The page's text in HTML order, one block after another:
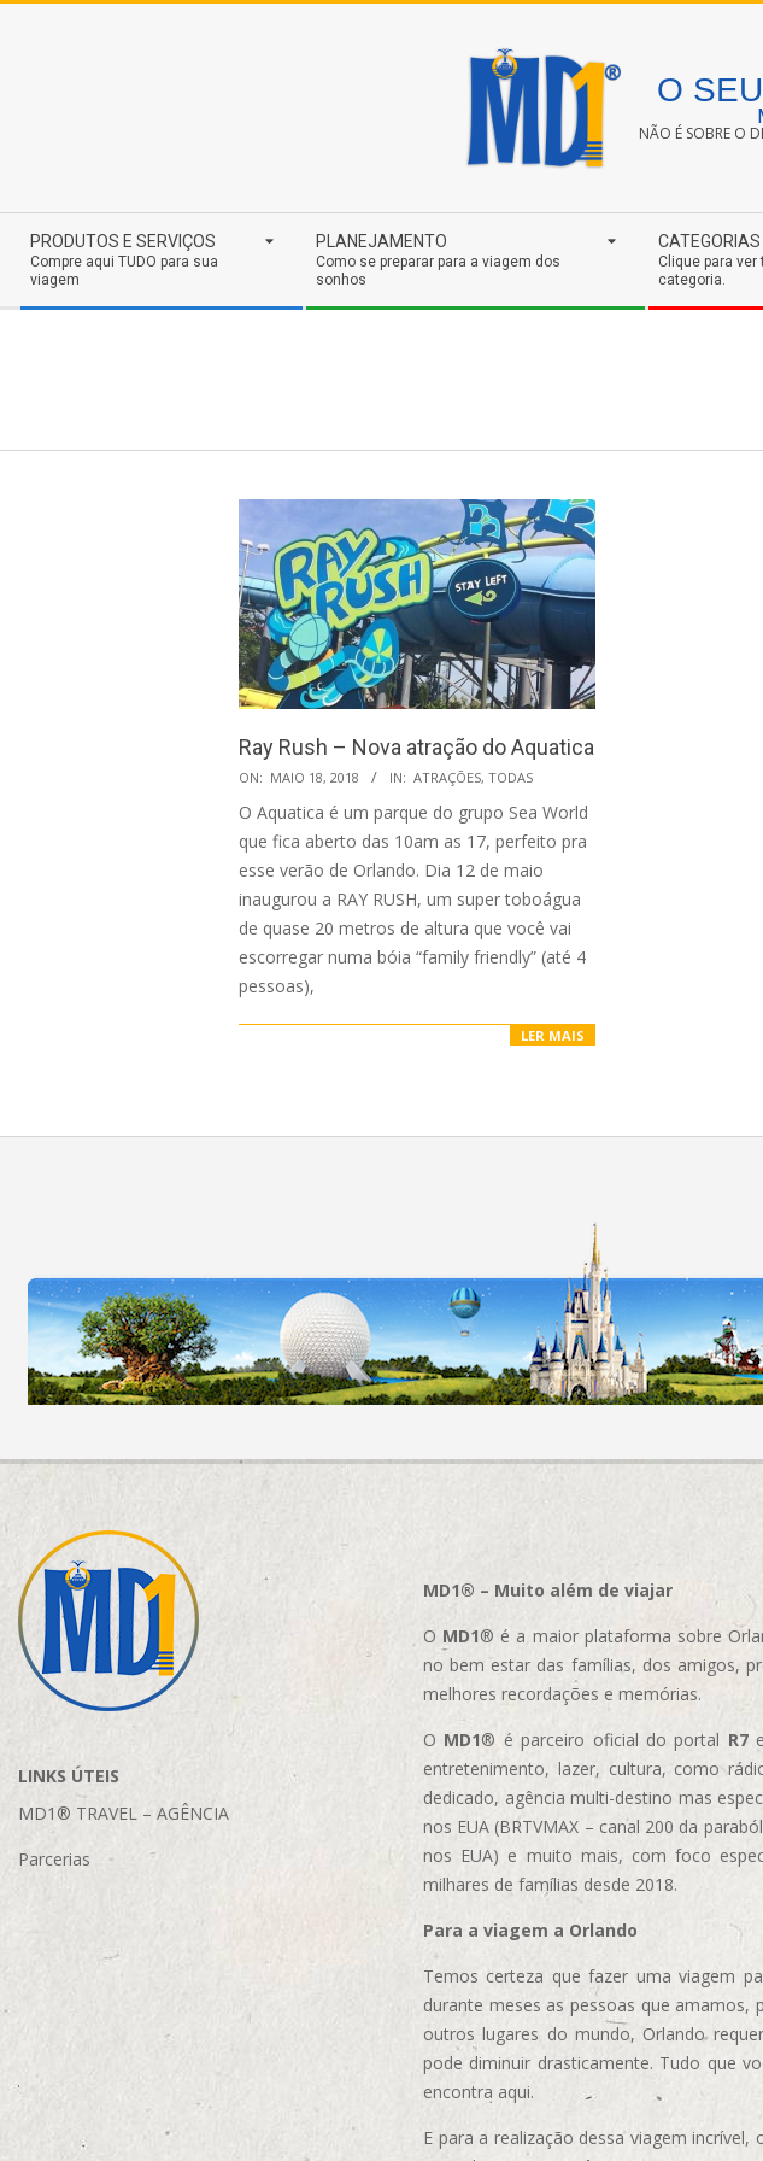
O
NÃO É SOBRE O
Navigation
Menu
PRODUTOS E SERVIÇOS
Compre aqui TUDO para sua
viagem
PLANEJAMENTO
Como se preparar para a viagem dos
sonhos
CATEGORIAS
Clique para
categoria.
Ray Rush – Nova atração do Aquatica
2018-
05-
ON: MAIO 18, 2018 IN: ATRAÇÕES, TODAS
O Aquatica é um parque do grupo Sea World
que fica aberto das 10am as 17, perfeito pra
esse verão de Orlando. Dia 12 de maio
inaugurou a RAY RUSH, um super toboágua
de quase 20 metros de altura que você vai
escorregar numa bóia “family friendly” (até 4
pessoas),
LER MAIS
LINKS ÚTEIS
MD1® TRAVEL – AGÊNCIA
Parcerias
MD1® – Muito além de viajar
O MD1® é a maior plataforma sobre
no bem estar das famílias, dos amigos,
melhores recordações e memórias.
O MD1® é parceiro oficial do portal R7e
entretenimento, lazer, cultura, como
dedicado, agência multi-destino mas
nos EUA (BRTVMAX – canal 200 da
nos EUA) e muito mais, com foco
milhares de famílias desde 2018.
Para a viagem a Orlando
Temos certeza que fazer uma viagem
durante meses as pessoas que
outros lugares do mundo, Orlando
pode diminuir drasticamente. Tudo que
encontra aqui.
E para a realização dessa viagem